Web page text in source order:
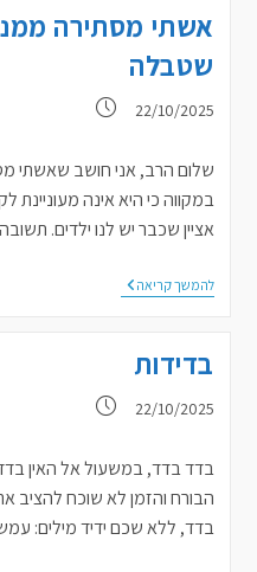
עמכם
בממצאי
הסקר
אשתי מסתירה
שטבלה
פורסם:
22/10/2025
שלום הרב, אני חושב שאשתי
במקווה כי היא אינה מעוניינת
אציין שכבר יש לנו ילדים.
להמשך קריאהאשתי
מסתירה
העובדה
שטבלהבדידות
פורסם:
22/10/2025
בדד בדד, במשעול אל האין
הבורח והזמן לא שוכח להציב
בדד, ללא שכם ידיד מילים: